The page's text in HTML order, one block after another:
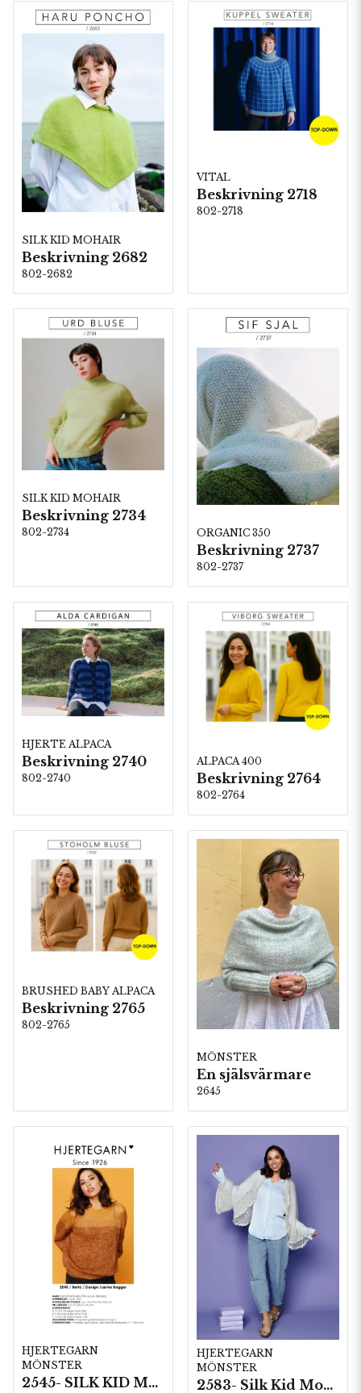
SILK KID MOHAIR
Beskrivning 2682
802-2682
VITAL
Beskrivning 2718
802-2718
SILK KID MOHAIR
Beskrivning 2734
802-2734 ORGANIC 350
Beskrivning 2737
802-2737
HJERTE ALPACA
Beskrivning 2740
802-2740
ALPACA 400
Beskrivning 2764
802-2764
BRUSHED BABY ALPACA
Beskrivning 2765
802-2765
MÖNSTER
En själsvärmare
2645
HJERTEGARN
MÖNSTER
2545- SILK KID MOHAIR
HJERTEGARN
MÖNSTER
2583- Silk Kid Mohair